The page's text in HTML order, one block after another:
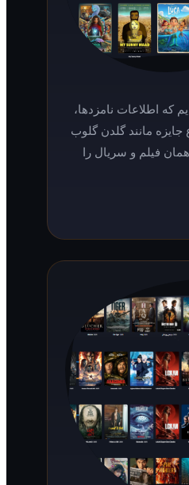
نامزدها،
گلدن گلوب
سریال را